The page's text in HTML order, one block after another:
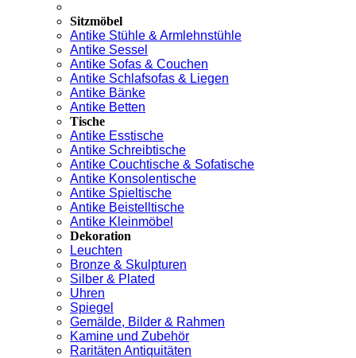
Sitzmöbel
Antike Stühle & Armlehnstühle
Antike Sessel
Antike Sofas & Couchen
Antike Schlafsofas & Liegen
Antike Bänke
Antike Betten
Tische
Antike Esstische
Antike Schreibtische
Antike Couchtische & Sofatische
Antike Konsolentische
Antike Spieltische
Antike Beistelltische
Antike Kleinmöbel
Dekoration
Leuchten
Bronze & Skulpturen
Silber & Plated
Uhren
Spiegel
Gemälde, Bilder & Rahmen
Kamine und Zubehör
Raritäten Antiquitäten